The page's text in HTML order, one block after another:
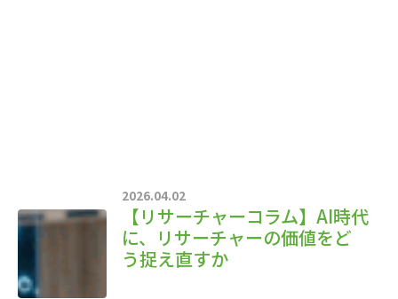
2026.04.02
【リサーチャーコラム】AI時代
に、リサーチャーの価値をど
う捉え直すか